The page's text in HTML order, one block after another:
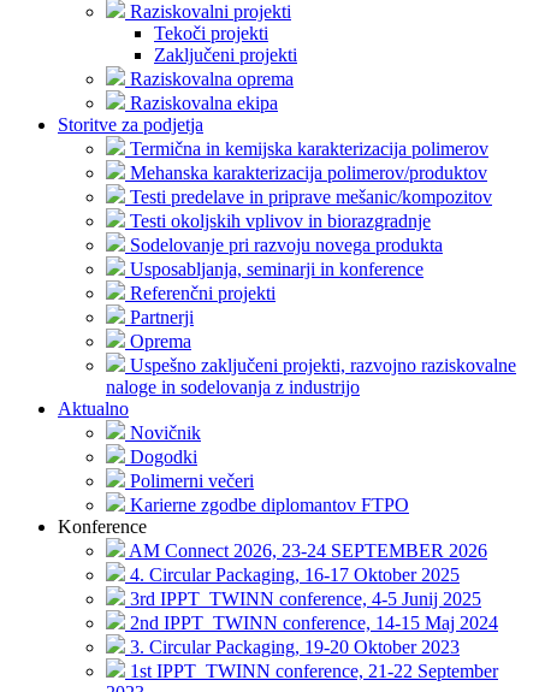
Raziskovalni projekti
Tekoči projekti
Zaključeni projekti
Raziskovalna oprema
Raziskovalna ekipa
Storitve za podjetja
Termična in kemijska karakterizacija polimerov
Mehanska karakterizacija polimerov/produktov
Testi predelave in priprave mešanic/kompozitov
Testi okoljskih vplivov in biorazgradnje
Sodelovanje pri razvoju novega produkta
Usposabljanja, seminarji in konference
Referenčni projekti
Partnerji
Oprema
Uspešno zaključeni projekti, razvojno raziskovalne
naloge in sodelovanja z industrijo
Aktualno
Novičnik
Dogodki
Polimerni večeri
Karierne zgodbe diplomantov FTPO
Konference
AM Connect 2026, 23-24 SEPTEMBER 2026
4. Circular Packaging, 16-17 Oktober 2025
3rd IPPT_TWINN conference, 4-5 Junij 2025
2nd IPPT_TWINN conference, 14-15 Maj 2024
3. Circular Packaging, 19-20 Oktober 2023
1st IPPT_TWINN conference, 21-22 September